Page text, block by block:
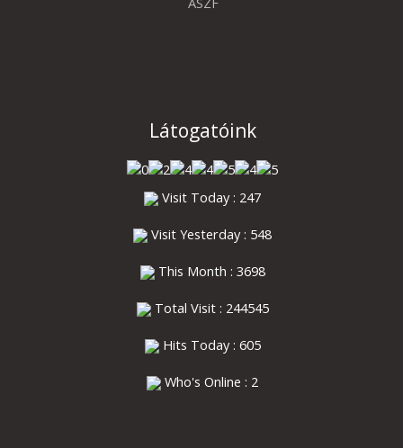
Látogatóink
Visit Today : 247
Visit Yesterday : 548
This Month : 3698
Total Visit : 244545
Hits Today : 605
Who's Online : 2